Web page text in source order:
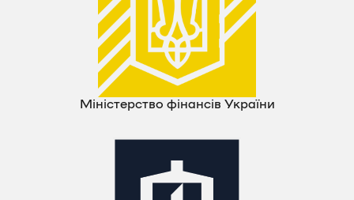
Міністерство фінансів України